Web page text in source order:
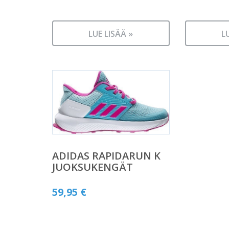
LUE LISÄÄ »
ADIDAS RAPIDARUN K
JUOKSUKENGÄT
59,95 €